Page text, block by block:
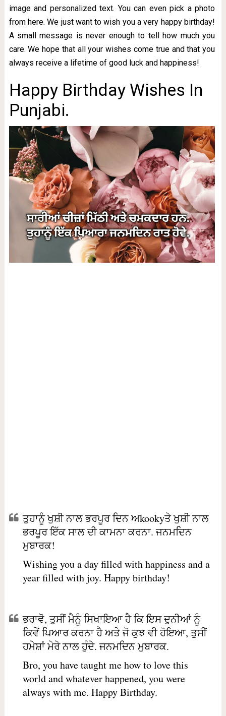
image and personalized text. You can even pick a photo
from here. We just want to wish you a very happy birthday!
A small message is never enough to tell how much you
care. We hope that all your wishes come true and that you
always receive a lifetime of good luck and happiness!
Happy Birthday Wishes In
Punjabi.
ਤੁਹਾਨੂੰ ਖੁਸ਼ੀ ਨਾਲ ਭਰਪੂਰ ਦਿਨ ਅkookyਤੇ ਖੁਸ਼ੀ ਨਾਲ
ਭਰਪੂਰ ਇੱਕ ਸਾਲ ਦੀ ਕਾਮਨਾ ਕਰਨਾ. ਜਨਮਦਿਨ
ਮੁਬਾਰਕ!
Wishing you a day filled with happiness and a
year filled with joy. Happy birthday!
ਭਰਾਵੋ, ਤੁਸੀਂ ਮੈਨੂੰ ਸਿਖਾਇਆ ਹੈ ਕਿ ਇਸ ਦੁਨੀਆਂ ਨੂੰ
ਕਿਵੇਂ ਪਿਆਰ ਕਰਨਾ ਹੈ ਅਤੇ ਜੋ ਕੁਝ ਵੀ ਹੋਇਆ, ਤੁਸੀਂ
ਹਮੇਸ਼ਾਂ ਮੇਰੇ ਨਾਲ ਹੁੰਦੇ. ਜਨਮਦਿਨ ਮੁਬਾਰਕ.
Bro, you have taught me how to love this
world and whatever happened, you were
always with me. Happy Birthday.